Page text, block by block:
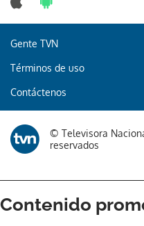
Gente TVN
Términos de uso
Contáctenos
© Televisora
reservados